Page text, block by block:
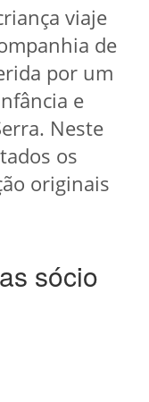
viaje
de
por um
e
Neste
os
originais
sócio